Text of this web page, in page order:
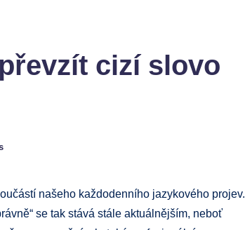
cizí slovo
našeho každodenního jazykového projev.
se tak stává stále aktuálnějším, neboť